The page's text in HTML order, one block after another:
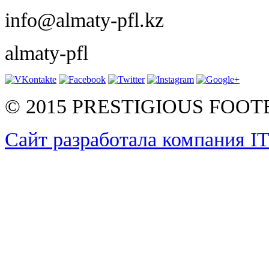
info@almaty-pfl.kz
almaty-pfl
© 2015 PRESTIGIOUS
Сайт разработала компания